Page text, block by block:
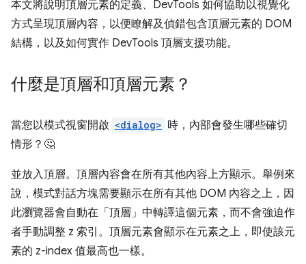
本文將說明頂層元素的定義、DevTools 如何協助以視覺化
方式呈現頂層內容，以便瞭解及偵錯包含頂層元素的 DOM
結構，以及如何實作 DevTools 頂層支援功能。
什麼是頂層和頂層元素？
當您以模式視窗開啟 <dialog> 時，內部會發生哪些確切
情形？🤔
並放入頂層。頂層內容會在所有其他內容上方顯示。舉例來
說，模式對話方塊需要顯示在所有其他 DOM 內容之上，因
此瀏覽器會自動在「頂層」中轉譯這個元素，而不會強迫作
者手動調整 z 索引。頂層元素會顯示在元素之上，即使該元
素的 z-index 值最高也一樣。